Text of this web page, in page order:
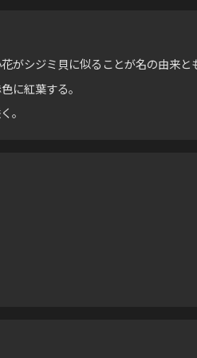
がシジミ貝に似ることが名の由来と
に紅葉する。
。